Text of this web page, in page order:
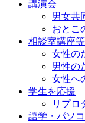
講演会
男女共
おとこ
相談室講座等
女性の
男性の
女性へ
学生を応援
リプロ
語学・パソ